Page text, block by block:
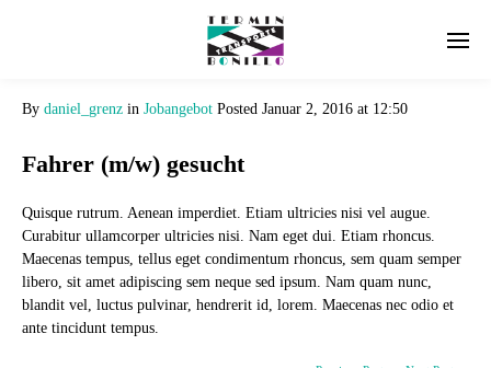
By daniel_grenz in Jobangebot Posted Januar 2, 2016 at 12:50
Fahrer (m/w) gesucht
Quisque rutrum. Aenean imperdiet. Etiam ultricies nisi vel augue.
Curabitur ullamcorper ultricies nisi. Nam eget dui. Etiam rhoncus.
Maecenas tempus, tellus eget condimentum rhoncus, sem quam semper
libero, sit amet adipiscing sem neque sed ipsum. Nam quam nunc,
blandit vel, luctus pulvinar, hendrerit id, lorem. Maecenas nec odio et
ante tincidunt tempus.